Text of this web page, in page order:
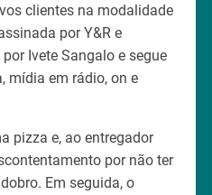
clientes na modalidade
por Y&R e
Ivete Sangalo e segue
mídia em rádio, on e
pizza e, ao entregador
por não ter
Em seguida, o